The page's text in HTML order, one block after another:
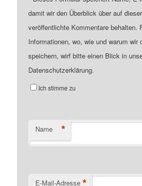
damit wir den Überblick über auf
veröffentlichte Kommentare behalten.
Informationen, wo, wie und warum wir
speichern, wirf bitte einen Blick in
Datenschutzerklärung.
Ich stimme zu
Name *
E-Mail-Adresse *